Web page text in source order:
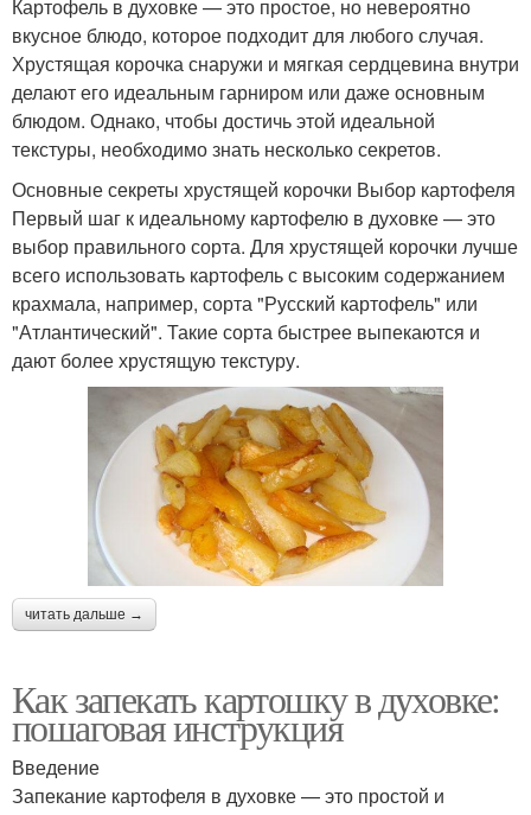
Картофель в духовке — это простое, но невероятно
вкусное блюдо, которое подходит для любого случая.
Хрустящая корочка снаружи и мягкая сердцевина внутри
делают его идеальным гарниром или даже основным
блюдом. Однако, чтобы достичь этой идеальной
текстуры, необходимо знать несколько секретов.
Основные секреты хрустящей корочки Выбор картофеля
Первый шаг к идеальному картофелю в духовке — это
выбор правильного сорта. Для хрустящей корочки лучше
всего использовать картофель с высоким содержанием
крахмала, например, сорта "Русский картофель" или
"Атлантический". Такие сорта быстрее выпекаются и
дают более хрустящую текстуру.
читать дальше →
Как запекать картошку в духовке:
пошаговая инструкция
Введение
Запекание картофеля в духовке — это простой и